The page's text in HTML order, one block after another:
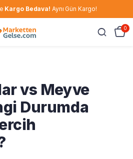
Kargo Bedava! Aynı Gün Kargo!
0
vs Meyve
Durumda